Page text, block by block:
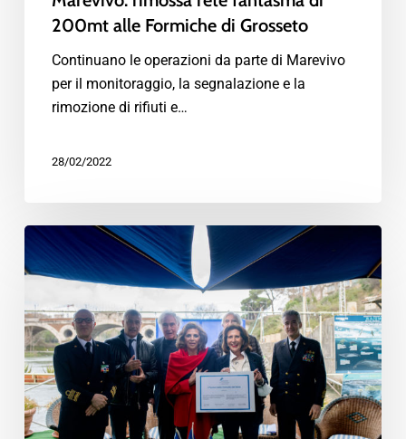
200mt alle Formiche di Grosseto
Continuano le operazioni da parte di Marevivo
per il monitoraggio, la segnalazione e la
rimozione di rifiuti e…
28/02/2022